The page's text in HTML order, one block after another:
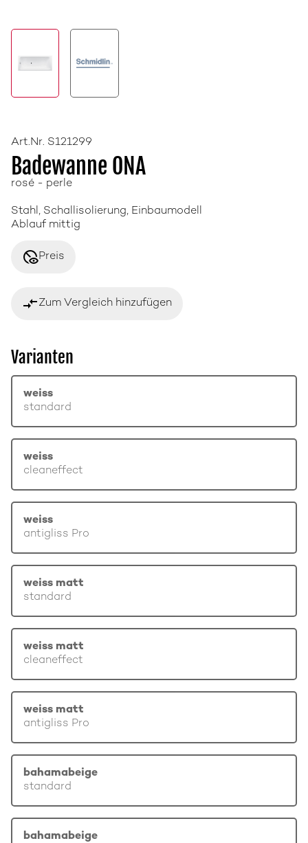
Art.Nr. S121299
Badewanne ONA
rosé - perle
Stahl, Schallisolierung, Einbaumodell
Ablauf mittig
disabled_visiblePreis
compare_arrowsZum Vergleich hinzufügen
Varianten
weiss
standard
weiss
cleaneffect
weiss
antigliss Pro
weiss matt
standard
weiss matt
cleaneffect
weiss matt
antigliss Pro
bahamabeige
standard
bahamabeige